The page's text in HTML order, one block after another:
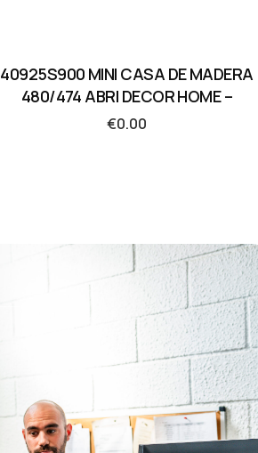
40925S900 MINI CASA DE MADERA
480/474 ABRI DECOR HOME –
€0.00